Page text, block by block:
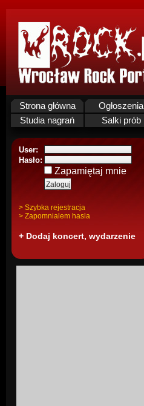
Strona główna Ogłoszenia
Studia nagrań
Salki prób
User:
Hasło:
Zapamiętaj mnie
> Szybka rejestracja
> Zapomnialem hasla
+ Dodaj koncert, wydarzenie